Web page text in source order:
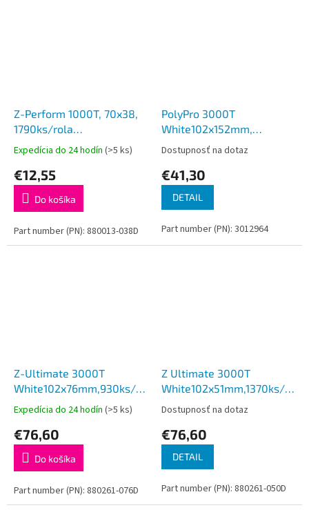
Z-Perform 1000T, 70x38,
1790ks/rola
(min.12ks=balenie)
Expedícia do 24 hodín (>5 ks)
€12,55
Do košíka
Part number (PN): 880013-038D
PolyPro 3000T
White102x152mm,
533ks/rola (4ks)
Dostupnosť na dotaz
€41,30
DETAIL
Part number (PN): 3012964
Z-Ultimate 3000T
White102x76mm,930ks/role
(12ks/bal)
Expedícia do 24 hodín (>5 ks)
€76,60
Do košíka
Part number (PN): 880261-076D
Z Ultimate 3000T
White102x51mm,1370ks/rola
(12ks/bal)
Dostupnosť na dotaz
€76,60
DETAIL
Part number (PN): 880261-050D